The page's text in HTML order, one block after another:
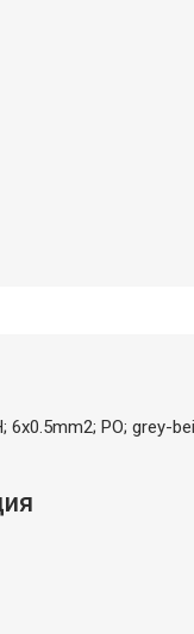
6x0.5mm2; PO; grey-